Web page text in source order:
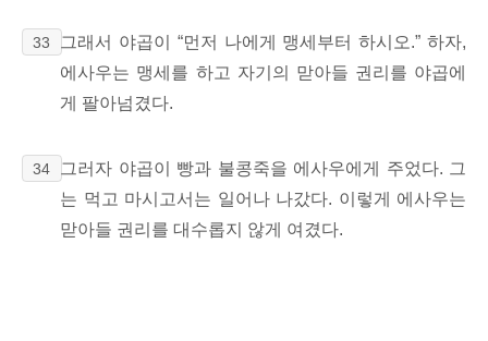
33
그래서 야곱이 “먼저 나에게 맹세부터 하시오.” 하자,
에사우는 맹세를 하고 자기의 맏아들 권리를 야곱에
게 팔아넘겼다.
34 그러자 야곱이 빵과 불콩죽을 에사우에게 주었다. 그
는 먹고 마시고서는 일어나 나갔다. 이렇게 에사우는
맏아들 권리를 대수롭지 않게 여겼다.